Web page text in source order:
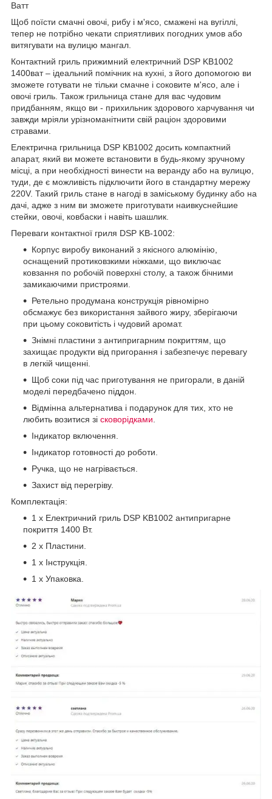
Ватт
Щоб поїсти смачні овочі, рибу і м'ясо, смажені на вугіллі,
тепер не потрібно чекати сприятливих погодних умов або
витягувати на вулицю мангал.
Контактний гриль прижимний електричний DSP KB1002
1400ват – ідеальний помічник на кухні, з його допомогою ви
зможете готувати не тільки смачне і соковите м'ясо, але і
овочі гриль. Також грильница стане для вас чудовим
придбанням, якщо ви - прихильник здорового харчування чи
завжди мріяли урізноманітнити свій раціон здоровими
стравами.
Електрична грильница DSP KB1002 досить компактний
апарат, який ви можете встановити в будь-якому зручному
місці, а при необхідності винести на веранду або на вулицю,
туди, де є можливість підключити його в стандартну мережу
220V. Такий гриль стане в нагоді в заміському будинку або на
дачі, адже з ним ви зможете приготувати наивкуснейшие
стейки, овочі, ковбаски і навіть шашлик.
Переваги контактної гриля DSP KB-1002:
Корпус виробу виконаний з якісного алюмінію,
оснащений протиковзкими ніжками, що виключає
ковзання по робочій поверхні столу, а також бічними
замикаючими пристроями.
Ретельно продумана конструкція рівномірно
обсмажує без використання зайвого жиру, зберігаючи
при цьому соковитість і чудовий аромат.
Знімні пластини з антипригарним покриттям, що
захищає продукти від пригорання і забезпечує перевагу
в легкій чищенні.
Щоб соки під час приготування не пригорали, в даній
моделі передбачено піддон.
Відмінна альтернатива і подарунок для тих, хто не
любить возитися зі сковорідками
Індикатор включення.
Індикатор готовності до роботи.
Ручка, що не нагрівається.
Захист від перегріву.
Комплектація:
1 х Електричний гриль DSP KB1002 антипригарне
покриття 1400 Вт.
2 х Пластини.
1 х Інструкція.
1 х Упаковка.